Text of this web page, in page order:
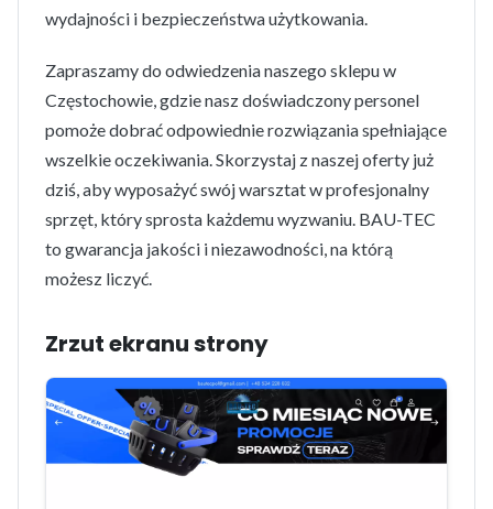
wydajności i bezpieczeństwa użytkowania.
Zapraszamy do odwiedzenia naszego sklepu w
Częstochowie, gdzie nasz doświadczony personel
pomoże dobrać odpowiednie rozwiązania spełniające
wszelkie oczekiwania. Skorzystaj z naszej oferty już
dziś, aby wyposażyć swój warsztat w profesjonalny
sprzęt, który sprosta każdemu wyzwaniu. BAU-TEC
to gwarancja jakości i niezawodności, na którą
możesz liczyć.
Zrzut ekranu strony